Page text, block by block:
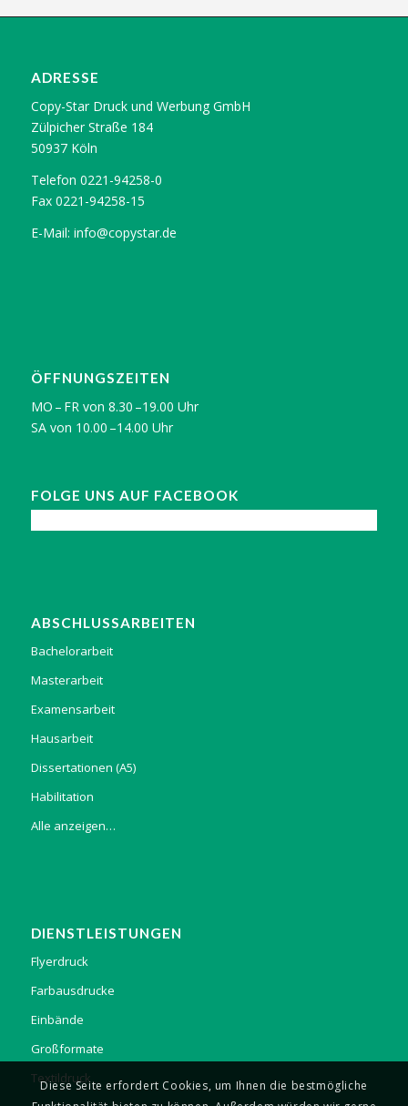
ADRESSE
Copy-Star Druck und Werbung GmbH
Zülpicher Straße 184
50937 Köln
Telefon 0221-94258-0
Fax 0221-94258-15
E-Mail: info@copystar.de
ÖFFNUNGSZEITEN
MO – FR von 8.30 –19.00 Uhr
SA von 10.00 –14.00 Uhr
FOLGE UNS AUF FACEBOOK
ABSCHLUSSARBEITEN
Bachelorarbeit
Masterarbeit
Examensarbeit
Hausarbeit
Dissertationen (A5)
Habilitation
Alle anzeigen…
DIENSTLEISTUNGEN
Flyerdruck
Farbausdrucke
Einbände
Großformate
Textildruck
Diese Seite erfordert Cookies, um Ihnen die bestmögliche